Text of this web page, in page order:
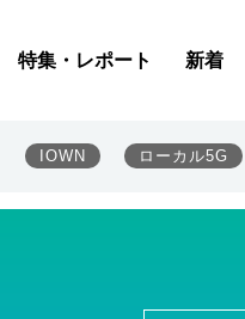
特集・レポート 新着
IOWN ローカル5G